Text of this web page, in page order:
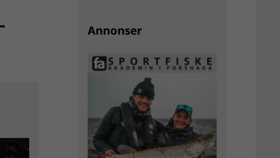
Annonser